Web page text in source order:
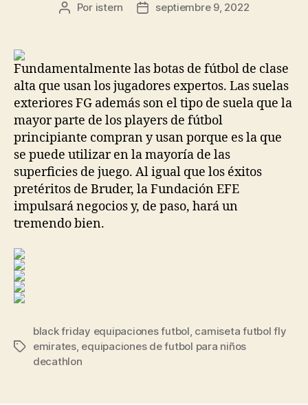
Autor
Por istern
Fechaseptiembre 9, 2022
Fundamentalmente las botas de fútbol de clase
alta que usan los jugadores expertos. Las suelas
exteriores FG además son el tipo de suela que la
mayor parte de los players de fútbol
principiante compran y usan porque es la que
se puede utilizar en la mayoría de las
superficies de juego. Al igual que los éxitos
pretéritos de Bruder, la Fundación EFE
impulsará negocios y, de paso, hará un
tremendo bien.
Etiquetas
black friday equipaciones futbol camiseta futbol fly
emirates, equipaciones de futbol para niños
decathlon